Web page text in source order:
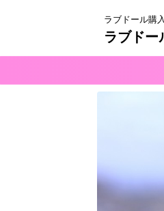
ラブドール購
ラブドー